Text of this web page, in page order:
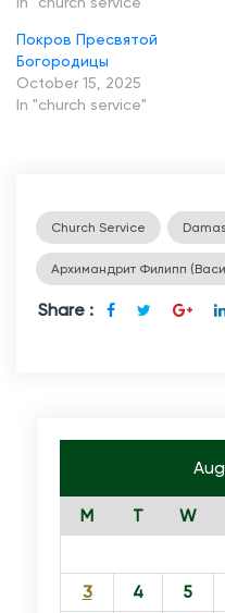
Покров Пресвятой
Богородицы
October 15, 2025
In "church service"
Church Service
Архимандрит Филипп
Share :
M T W
3
4 5